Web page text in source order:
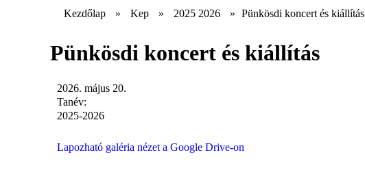
Kezdőlap » Kep » 2025 2026 » Pünkösdi koncert és kiállítás
Pünkösdi koncert és kiállítás
2026. május 20.
Tanév:
2025-2026
Lapozható galéria nézet a Google Drive-on